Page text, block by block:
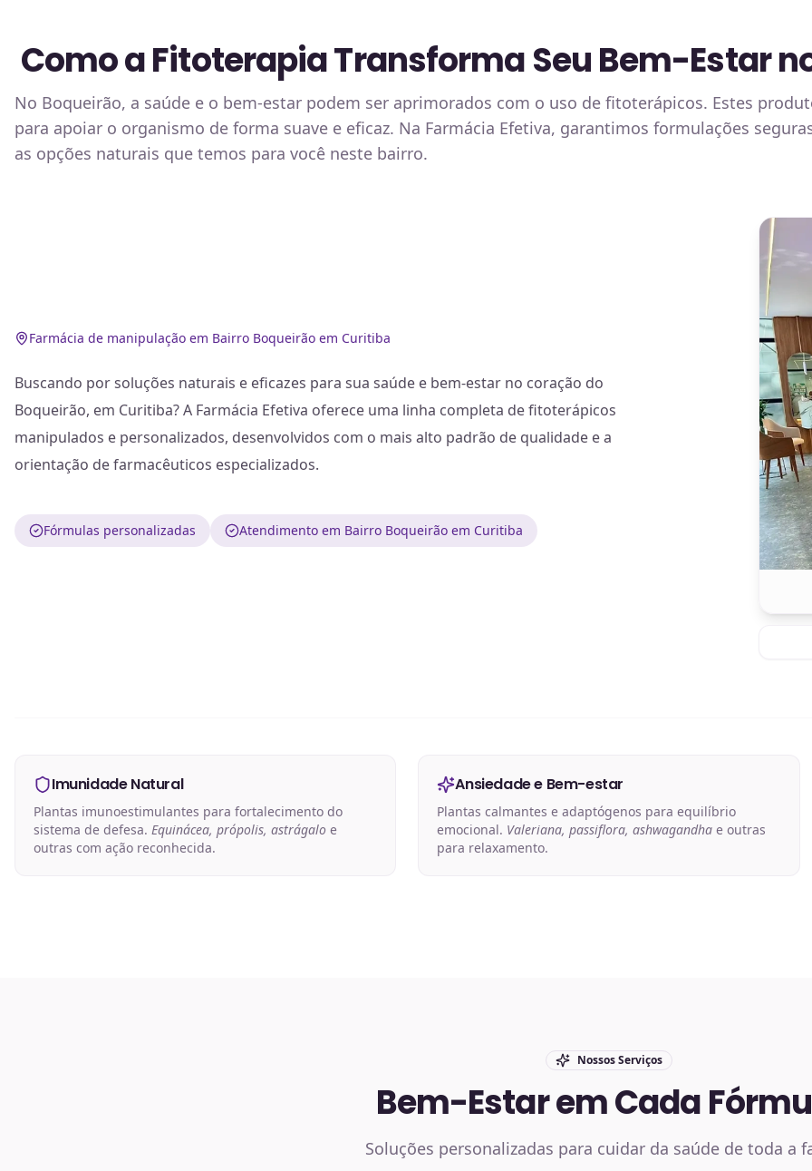
Como a Fitoterapia Transforma Seu Bem-Estar
No Boqueirão, a saúde e o bem-estar podem ser aprimorados com o uso de fitoterápicos. Estes
para apoiar o organismo de forma suave e eficaz. Na Farmácia Efetiva, garantimos formulações
as opções naturais que temos para você neste bairro.
Farmácia de manipulação em Bairro Boqueirão em Curitiba
Buscando por soluções naturais e eficazes para sua saúde e bem-estar no coração do
Boqueirão, em Curitiba? A Farmácia Efetiva oferece uma linha completa de fitoterápicos
manipulados e personalizados, desenvolvidos com o mais alto padrão de qualidade e a
orientação de farmacêuticos especializados.
Fórmulas personalizadas Atendimento em Bairro Boqueirão em Curitiba
Imunidade Natural
Plantas imunoestimulantes para fortalecimento do
sistema de defesa. Equinácea, própolis, astrágalo e
outras com ação reconhecida.
Ansiedade e Bem-estar
Plantas calmantes e adaptógenos para equilíbrio
emocional. Valeriana, passiflora, ashwagandha e outras
para relaxamento.
Nossos Serviços
Bem-Estar em Cada
Soluções personalizadas para cuidar da saúde de toda a